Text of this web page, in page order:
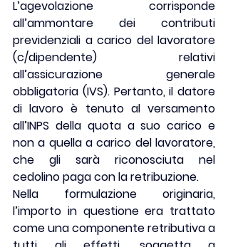
L’agevolazione corrisponde
all’ammontare dei contributi
previdenziali a carico del lavoratore
(c/dipendente) relativi
all’assicurazione generale
obbligatoria (IVS). Pertanto, il datore
di lavoro è tenuto al versamento
all’INPS della quota a suo carico e
non a quella a carico del lavoratore,
che gli sarà riconosciuta nel
cedolino paga con la retribuzione.
Nella formulazione originaria,
l’importo in questione era trattato
come una componente retributiva a